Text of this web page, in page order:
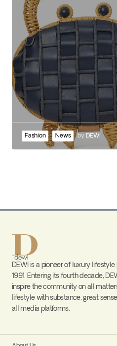
Fashion News by DEWI
DEWI is a pioneer of luxury
1991. Entering its fourth decade,
inspire the community on all
lifestyle with substance, great
all media platforms.